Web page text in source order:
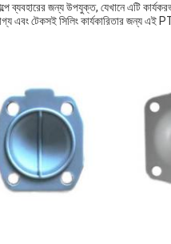
ব্যবহারের জন্য উপযুক্ত, যেখানে এটি
এবং টেকসই সিলিং কার্যকারিতার জন্য এই